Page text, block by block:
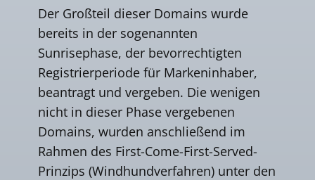
Der Großteil dieser Domains wurde
bereits in der sogenannten
Sunrisephase, der bevorrechtigten
Registrierperiode für Markeninhaber,
beantragt und vergeben. Die wenigen
nicht in dieser Phase vergebenen
Domains, wurden anschließend im
Rahmen des First-Come-First-Served-
Prinzips (Windhundverfahren) unter den